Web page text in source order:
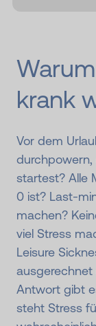
krank
Vor dem
startest? Alle
0 ist? Last-
machen?
viel Stress
Leisure
ausgerechnet
Antwort gibt
steht Stress